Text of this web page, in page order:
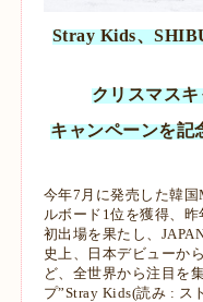
Stray Kids、
クリスマス
キャンペーンを記
今年7月に発売した韓
ルボード1位を獲得、
初出場を果たし、
史上、日本デビューか
ど、全世界から注目を
プ”Stray Kids(読み : ス